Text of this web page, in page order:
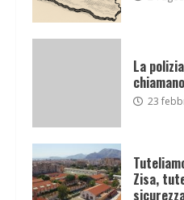
La
23
Zisa,